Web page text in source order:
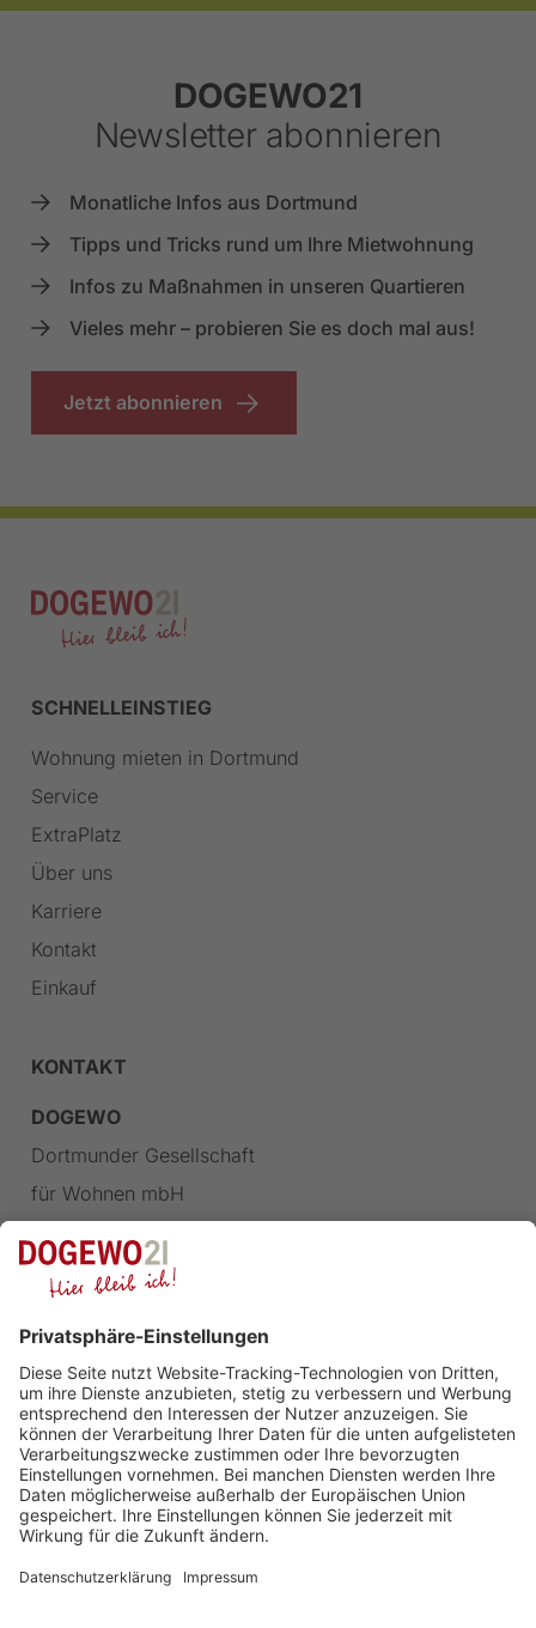
Footer
DOGEWO21
Newsletter abonnieren
Monatliche Infos aus Dortmund
Tipps und Tricks rund um Ihre Mietwohnung
Infos zu Maßnahmen in unseren Quartieren
Vieles mehr – probieren Sie es doch mal aus!
Jetzt abonnieren
SCHNELLEINSTIEG
Wohnung mieten in Dortmund
Service
ExtraPlatz
Über uns
Karriere
Kontakt
Einkauf
KONTAKT
DOGEWO
Dortmunder Gesellschaft
für Wohnen mbH
44139 Dortmund
FOLGEN SIE UNS